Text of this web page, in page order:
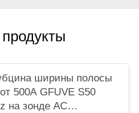
ширины полосы
500A GFUVE S50
на зонде AC